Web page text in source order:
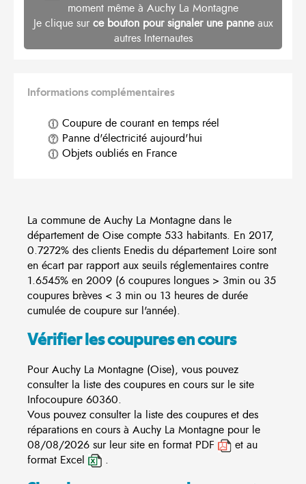
moment même à Auchy La Montagne
Je clique sur ce bouton pour signaler une panneaux
autres Internautes
Informations complémentaires
Coupure de courant en temps réel
Panne d'électricité aujourd'hui
Objets oubliés en France
La commune de Auchy La Montagne dans le
département de Oise compte 533 habitants. En 2017,
0.7272% des clients Enedis du département Loire sont
en écart par rapport aux seuils réglementaires contre
1.6545% en 2009 (6 coupures longues > 3min ou 35
coupures brèves < 3 min ou 13 heures de durée
cumulée de coupure sur l'année).
Vérifier les coupures en cours
Pour Auchy La Montagne (Oise), vous pouvez
consulter la liste des coupures en cours sur le site
Infocoupure 60360.
Vous pouvez consulter la liste des coupures et des
réparations en cours à Auchy La Montagne pour le
08/08/2026 sur leur site en format PDF
et au
format Excel
.